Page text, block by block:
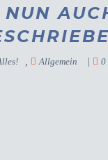
Allgemein | 0